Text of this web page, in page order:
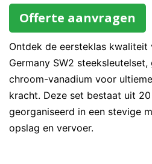
Offerte aanvragen
Ontdek de eersteklas kwaliteit
Germany SW2
chroom-vanadium voor
kracht. Deze set bestaat uit
georganiseerd in een stevige
opslag en vervoer.